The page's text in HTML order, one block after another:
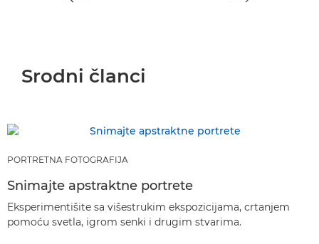
Srodni članci
PORTRETNA FOTOGRAFIJA
Snimajte apstraktne portrete
Eksperimentišite sa višestrukim ekspozicijama, crtanjem
pomoću svetla, igrom senki i drugim stvarima.